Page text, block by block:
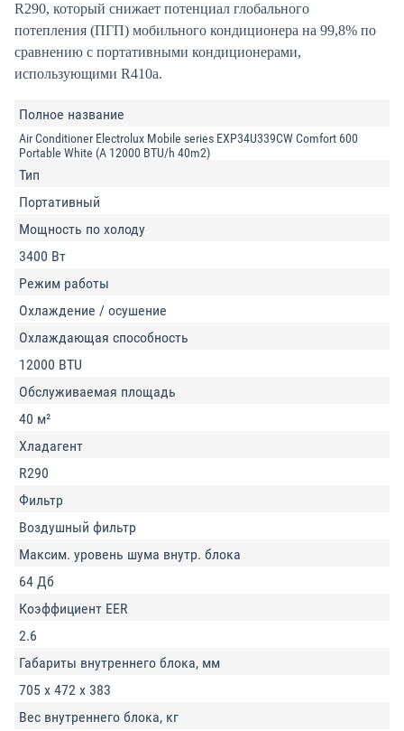
R290, который снижает потенциал глобального
потепления (ПГП) мобильного кондиционера на 99,8% по
сравнению с портативными кондиционерами,
использующими R410a.
Полное название
Air Сonditioner Electrolux Mobile series EXP34U339CW Comfort 600
Portable White (A 12000 BTU/h 40m2)
Тип
Портативный
Мощность по холоду
3400 Вт
Режим работы
Охлаждение / осушение
Охлаждающая способность
12000 BTU
Обслуживаемая площадь
40 м²
Хладагент
R290
Фильтр
Воздушный фильтр
Максим. уровень шума внутр. блока
64 Дб
Коэффициент EER
2.6
Габариты внутреннего блока, мм
705 x 472 x 383
Вес внутреннего блока, кг